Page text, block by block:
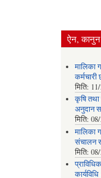
ऐन, कानुन
मालिका
कर्मचारी
मिति:
कृषि तथा
अनुदान
मिति:
मालिका
संचालन
मिति: